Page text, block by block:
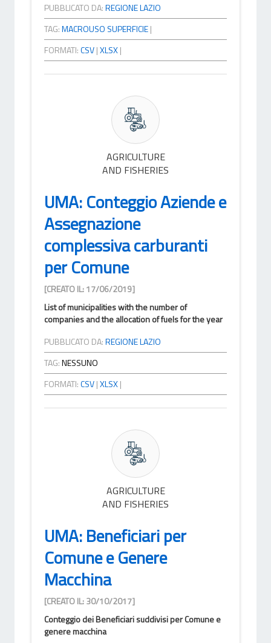
PUBBLICATO DA:REGIONE LAZIO
TAG:MACROUSO SUPERFICIE|
FORMATI:CSV|XLSX|
AGRICULTURE
AND FISHERIES
UMA: Conteggio Aziende e
Assegnazione
complessiva carburanti
per Comune
[CREATO IL: 17/06/2019]
List of municipalities with the number of
companies and the allocation of fuels for the year
PUBBLICATO DA:REGIONE LAZIO
TAG:NESSUNO
FORMATI:CSV|XLSX|
AGRICULTURE
AND FISHERIES
UMA: Beneficiari per
Comune e Genere
Macchina
[CREATO IL: 30/10/2017]
Conteggio dei Beneficiari suddivisi per Comune e
genere macchina